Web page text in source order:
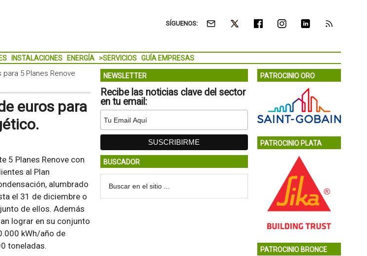
SÍGUENOS:
INSTALACIONES ENERGÍA >SERVICIOS GUÍA EMPRESAS
5 Planes Renove
euros para
5 Planes Renove con
al Plan
alumbrado
el 31 de diciembre o
de ellos. Además
lograr en su conjunto
kWh/año de
toneladas.
NEWSLETTER
Recibe las noticias clave del sector
en tu email:
BUSCADOR
PATROCINIO ORO
PATROCINIO PLATA
PATROCINIO BRONCE